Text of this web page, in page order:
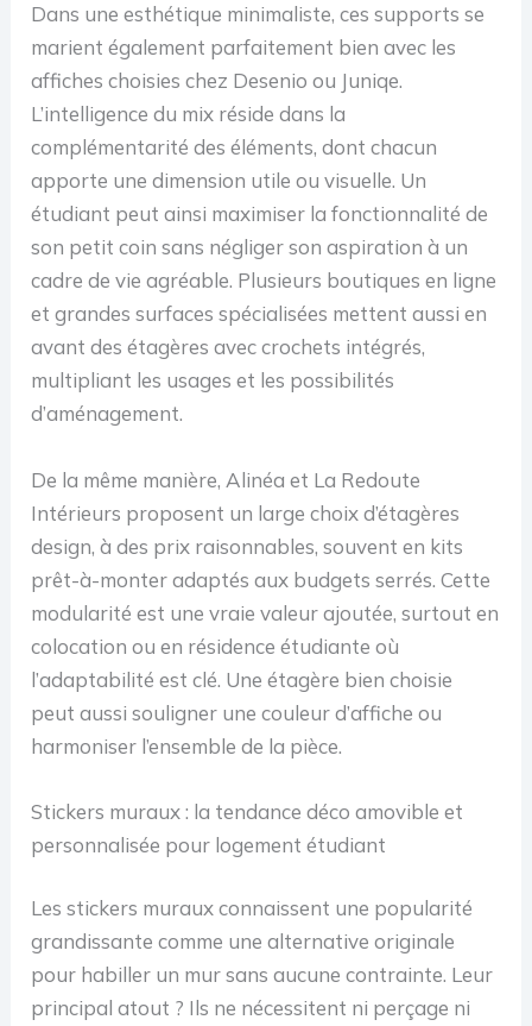
Dans une esthétique minimaliste, ces supports se
marient également parfaitement bien avec les
affiches choisies chez Desenio ou Juniqe.
L’intelligence du mix réside dans la
complémentarité des éléments, dont chacun
apporte une dimension utile ou visuelle. Un
étudiant peut ainsi maximiser la fonctionnalité de
son petit coin sans négliger son aspiration à un
cadre de vie agréable. Plusieurs boutiques en ligne
et grandes surfaces spécialisées mettent aussi en
avant des étagères avec crochets intégrés,
multipliant les usages et les possibilités
d’aménagement.
De la même manière, Alinéa et La Redoute
Intérieurs proposent un large choix d’étagères
design, à des prix raisonnables, souvent en kits
prêt-à-monter adaptés aux budgets serrés. Cette
modularité est une vraie valeur ajoutée, surtout en
colocation ou en résidence étudiante où
l’adaptabilité est clé. Une étagère bien choisie
peut aussi souligner une couleur d’affiche ou
harmoniser l’ensemble de la pièce.
Stickers muraux : la tendance déco amovible et
personnalisée pour logement étudiant
Les stickers muraux connaissent une popularité
grandissante comme une alternative originale
pour habiller un mur sans aucune contrainte. Leur
principal atout ? Ils ne nécessitent ni perçage ni